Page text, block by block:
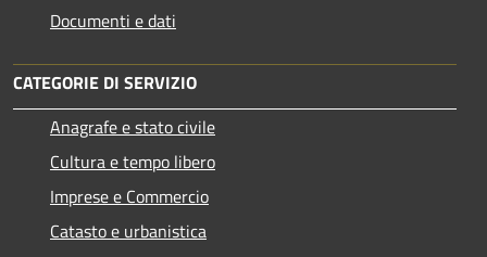
Documenti e dati
CATEGORIE DI SERVIZIO
Anagrafe e stato civile
Cultura e tempo libero
Imprese e Commercio
Catasto e urbanistica